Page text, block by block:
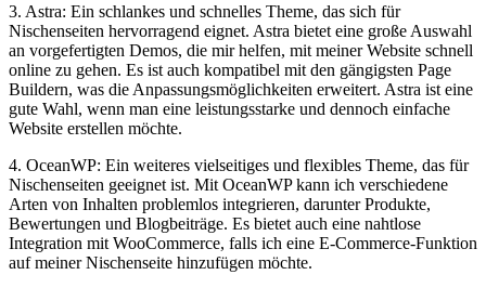
3. Astra: Ein schlankes ‍und ‍schnelles Theme, das sich ​für​
Nischenseiten hervorragend eignet. Astra bietet eine große Auswahl
an vorgefertigten ‌Demos, die mir helfen, mit meiner Website schnell
online zu gehen. Es ist auch kompatibel mit den gängigsten Page
Buildern, was‌ die‍ Anpassungsmöglichkeiten erweitert. Astra ist eine
gute ⁣Wahl, wenn man⁤ eine leistungsstarke und‌ dennoch ​einfache⁢
Website erstellen möchte.
4. OceanWP: Ein weiteres vielseitiges und flexibles Theme, ‍das⁣ für‌
Nischenseiten geeignet ist. Mit OceanWP ⁢kann ich verschiedene
⁢Arten‍ von‍ Inhalten ​problemlos integrieren, darunter⁤ Produkte,
Bewertungen und Blogbeiträge. Es ⁣bietet auch eine nahtlose
Integration mit WooCommerce, falls ich eine ⁣E-Commerce-Funktion
auf meiner Nischenseite hinzufügen ⁣möchte.